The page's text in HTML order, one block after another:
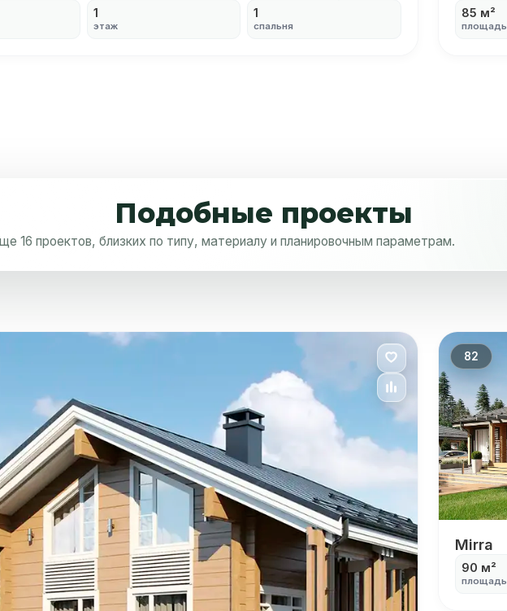
Я согласен наобработку персональных данных
1
этаж
1
спальня
85 м²
площадь
Подобные проекты
16 проектов, близких по типу, материалу и планировочным параметрам.
82
Mirra
Mirra
90 м²
площадь